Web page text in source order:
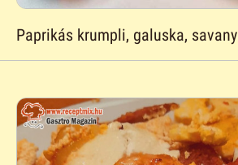
Paprikás krumpli, galuska,